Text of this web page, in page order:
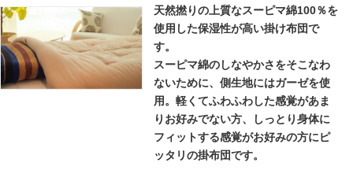
天然撚りの上質なスーピマ綿100％を
使用した保湿性が高い掛け布団で
す。
スーピマ綿のしなやかさをそこなわ
ないために、側生地にはガーゼを使
用。軽くてふわふわした感覚があま
りお好みでない方、しっとり身体に
フィットする感覚がお好みの方にピ
ッタリの掛布団です。